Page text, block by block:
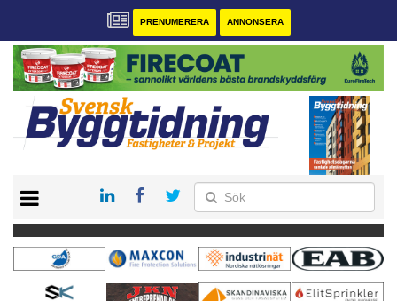
PRENUMERERA ANNONSERA
PRENUMERERA
VÅRA ANDRA MAGASIN
ANNONSERA